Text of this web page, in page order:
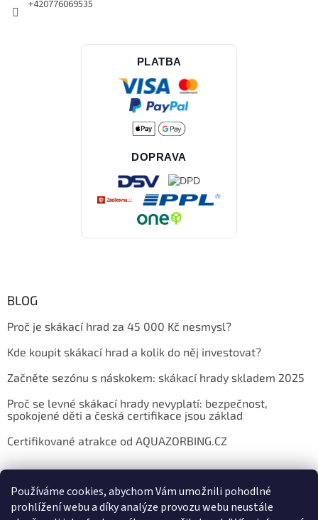
Používáme cookies, abychom Vám umožnili pohodlné
prohlížení webu a díky analýze provozu webu neustále
+420776069535
PLATBA
DOPRAVA
BLOG
Proč je skákací hrad za 45 000 Kč nesmysl?
Kde koupit skákací hrad a kolik do něj investovat?
Začněte sezónu s náskokem: skákací hrady skladem 2025
Proč se levné skákací hrady nevyplatí: bezpečnost,
spokojené děti a česká certifikace jsou základ
Certifikované atrakce od AQUAZORBING.CZ